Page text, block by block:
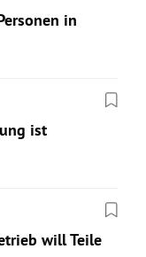
in
ist
will Teile